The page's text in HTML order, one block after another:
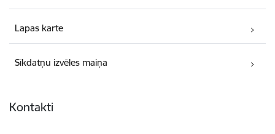
Lapas karte
Sīkdatņu izvēles maiņa
Kontakti